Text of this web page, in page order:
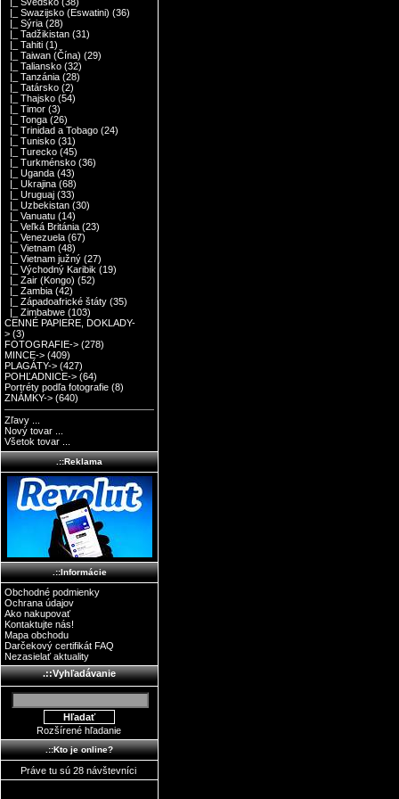
|_ Swazijsko (Eswatini) (36)
|_ Sýria (28)
|_ Tadžikistan (31)
|_ Tahiti (1)
|_ Taiwan (Čína) (29)
|_ Taliansko (32)
|_ Tanzánia (28)
|_ Tatársko (2)
|_ Thajsko (54)
|_ Timor (3)
|_ Tonga (26)
|_ Trinidad a Tobago (24)
|_ Tunisko (31)
|_ Turecko (45)
|_ Turkménsko (36)
|_ Uganda (43)
|_ Ukrajina (68)
|_ Uruguaj (33)
|_ Uzbekistan (30)
|_ Vanuatu (14)
|_ Veľká Británia (23)
|_ Venezuela (67)
|_ Vietnam (48)
|_ Vietnam južný (27)
|_ Východný Karibik (19)
|_ Zair (Kongo) (52)
|_ Zambia (42)
|_ Západoafrické štáty (35)
|_ Zimbabwe (103)
CENNÉ PAPIERE, DOKLADY-
> (3)
FOTOGRAFIE-> (278)
MINCE-> (409)
PLAGÁTY-> (427)
POHĽADNICE-> (64)
Portréty podľa fotografie (8)
ZNÁMKY-> (640)
Zľavy ...
Nový tovar ...
Všetok tovar ...
.::Reklama
.::Informácie
Obchodné podmienky
Ochrana údajov
Ako nakupovať
Kontaktujte nás!
Mapa obchodu
Darčekový certifikát FAQ
Nezasielať aktuality
.::Vyhľadávanie
Rozšírené hľadanie
.::Kto je online?
Práve tu sú 28 návštevníci